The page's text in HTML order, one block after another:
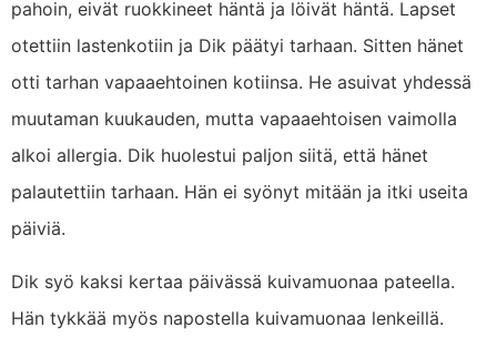
pahoin, eivät ruokkineet häntä ja löivät häntä. Lapset
otettiin lastenkotiin ja Dik päätyi tarhaan. Sitten hänet
otti tarhan vapaaehtoinen kotiinsa. He asuivat yhdessä
muutaman kuukauden, mutta vapaaehtoisen vaimolla
alkoi allergia. Dik huolestui paljon siitä, että hänet
palautettiin tarhaan. Hän ei syönyt mitään ja itki useita
päiviä.
Dik syö kaksi kertaa päivässä kuivamuonaa pateella.
Hän tykkää myös napostella kuivamuonaa lenkeillä.